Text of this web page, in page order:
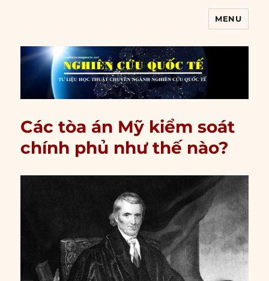
MENU
Các tòa án Mỹ kiểm soát
chính phủ như thế nào?